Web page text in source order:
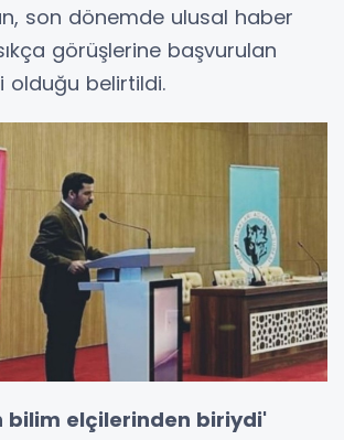
son dönemde ulusal haber
görüşlerine başvurulan
olduğu belirtildi.
bilim elçilerinden biriydi'